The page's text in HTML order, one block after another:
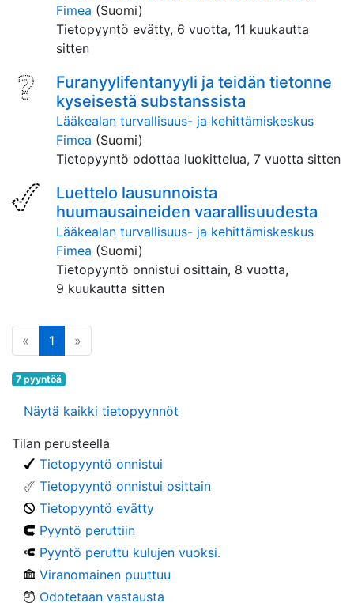
Fimea (Suomi)
Tietopyyntö evätty, 6 vuotta, 11 kuukautta
sitten
Furanyylifentanyyli ja teidän tietonne
kyseisestä substanssista
Lääkealan turvallisuus- ja kehittämiskeskus
Fimea (Suomi)
Tietopyyntö odottaa luokittelua, 7 vuotta sitten
Luettelo lausunnoista
huumausaineiden vaarallisuudesta
Lääkealan turvallisuus- ja kehittämiskeskus
Fimea (Suomi)
Tietopyyntö onnistui osittain, 8 vuotta,
9 kuukautta sitten
« edellinen
1 (tämä sivu)
seuraava
»
7 pyyntöä
Näytä kaikki tietopyynnöt
Tilan perusteella
Tietopyyntö onnistui
Tietopyyntö onnistui osittain
Tietopyyntö evätty
Pyyntö peruttiin
Pyyntö peruttu kulujen vuoksi.
Viranomainen puuttuu
Odotetaan vastausta